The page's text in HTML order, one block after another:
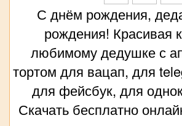
С днём рождения,
рождения! Красивая
любимому дедушке с
тортом для вацап, для
для фейсбук, для
Скачать бесплатно